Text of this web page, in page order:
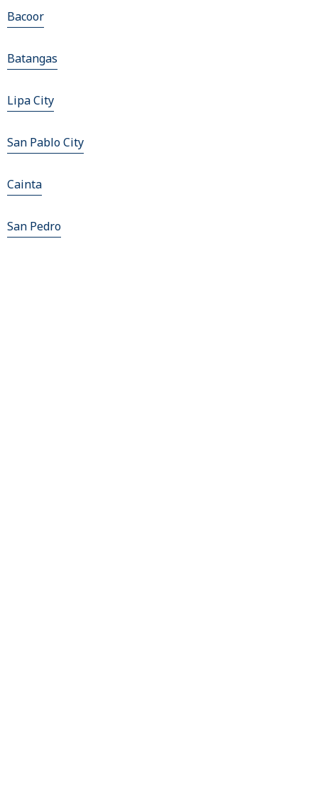
Bacoor
Batangas
Lipa City
San Pablo City
Cainta
San Pedro